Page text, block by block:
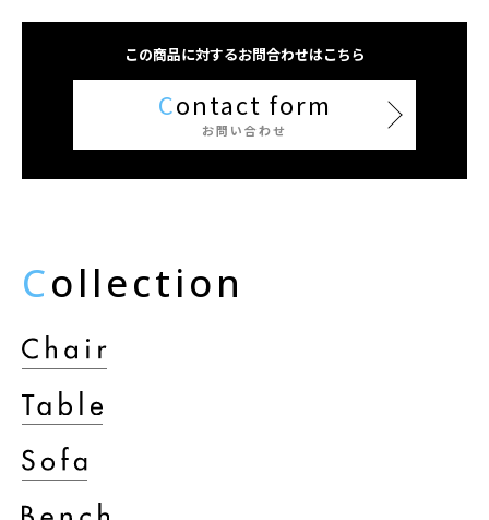
この商品に対するお問合わせはこちら
Contact form
お問い合わせ
Collection